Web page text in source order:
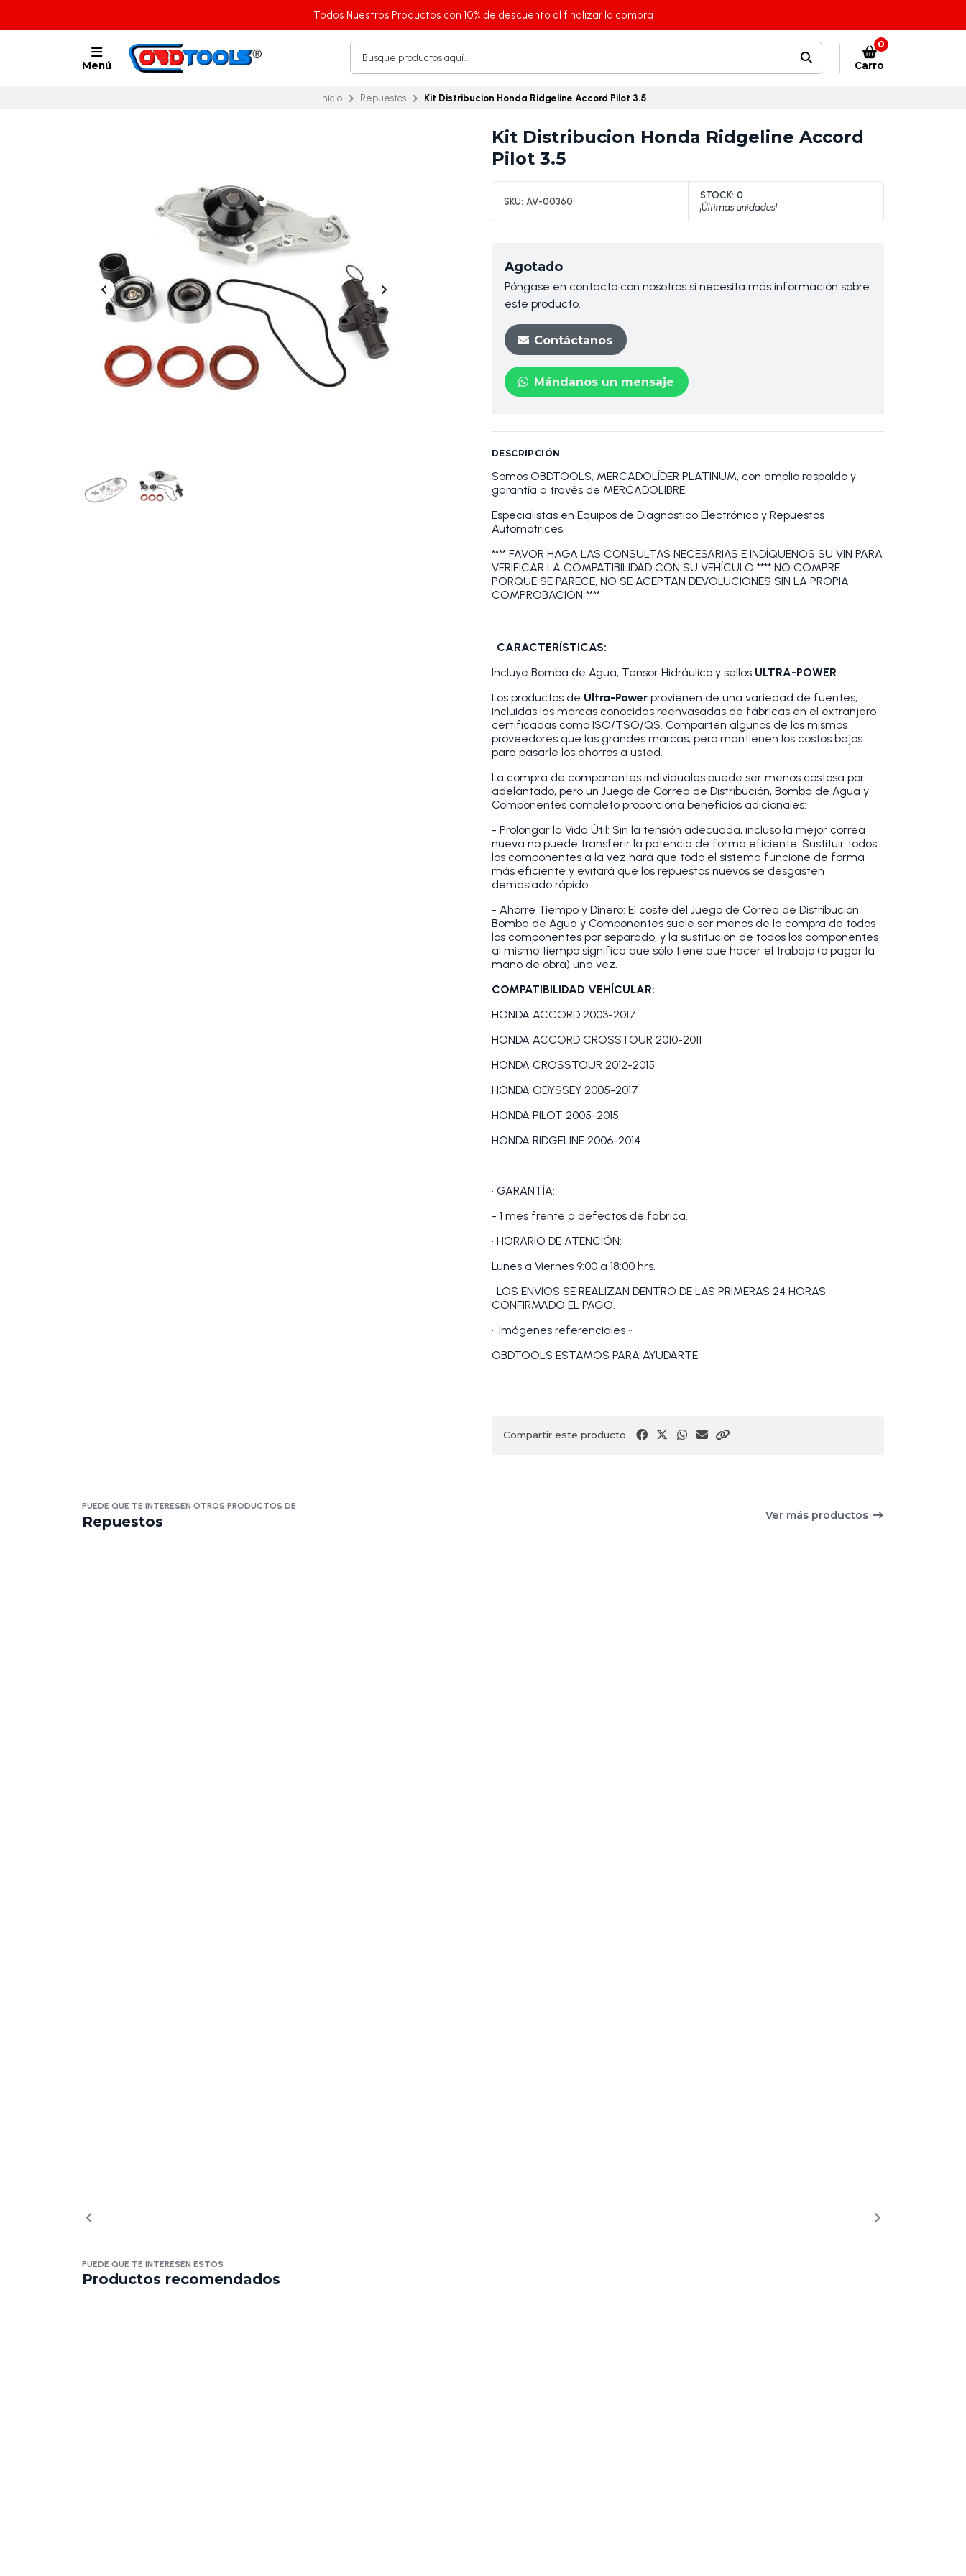
Todos Nuestros Productos con 10% de descuento al finalizar la compra
Menú
0
Carro
Inicio Repuestos Kit Distribucion Honda Ridgeline Accord Pilot 3.5
Kit Distribucion Honda Ridgeline Accord
Pilot 3.5
SKU: AV-00360
STOCK: 0
¡Últimas unidades!
Agotado
Póngase en contacto con nosotros si necesita más información sobre
este producto.
Contáctanos
Mándanos un mensaje
DESCRIPCIÓN
Somos OBDTOOLS, MERCADOLÍDER PLATINUM, con amplio respaldo y
garantía a través de MERCADOLIBRE.
Especialistas en Equipos de Diagnóstico Electrónico y Repuestos
Automotrices.
**** FAVOR HAGA LAS CONSULTAS NECESARIAS E INDÍQUENOS SU VIN PARA
VERIFICAR LA COMPATIBILIDAD CON SU VEHÍCULO **** NO COMPRE
PORQUE SE PARECE, NO SE ACEPTAN DEVOLUCIONES SIN LA PROPIA
COMPROBACIÓN ****
• CARACTERÍSTICAS:
Incluye Bomba de Agua, Tensor Hidráulico y sellos ULTRA-POWER
Los productos de Ultra-Power provienen de una variedad de fuentes,
incluidas las marcas conocidas reenvasadas de fábricas en el extranjero
certificadas como ISO/TSO/QS. Comparten algunos de los mismos
proveedores que las grandes marcas, pero mantienen los costos bajos
para pasarle los ahorros a usted.
La compra de componentes individuales puede ser menos costosa por
adelantado, pero un Juego de Correa de Distribución, Bomba de Agua y
Componentes completo proporciona beneficios adicionales:
- Prolongar la Vida Útil: Sin la tensión adecuada, incluso la mejor correa
nueva no puede transferir la potencia de forma eficiente. Sustituir todos
los componentes a la vez hará que todo el sistema funcione de forma
más eficiente y evitará que los repuestos nuevos se desgasten
demasiado rápido.
- Ahorre Tiempo y Dinero: El coste del Juego de Correa de Distribución,
Bomba de Agua y Componentes suele ser menos de la compra de todos
los componentes por separado, y la sustitución de todos los componentes
al mismo tiempo significa que sólo tiene que hacer el trabajo (o pagar la
mano de obra) una vez.
COMPATIBILIDAD VEHÍCULAR:
HONDA ACCORD 2003-2017
HONDA ACCORD CROSSTOUR 2010-2011
HONDA CROSSTOUR 2012-2015
HONDA ODYSSEY 2005-2017
HONDA PILOT 2005-2015
HONDA RIDGELINE 2006-2014
• GARANTÍA:
- 1 mes frente a defectos de fabrica.
• HORARIO DE ATENCIÓN:
Lunes a Viernes 9:00 a 18:00 hrs.
• LOS ENVIOS SE REALIZAN DENTRO DE LAS PRIMERAS 24 HORAS
CONFIRMADO EL PAGO.
•• Imágenes referenciales ••
OBDTOOLS ESTAMOS PARA AYUDARTE.
Compartir este producto
PUEDE QUE TE INTERESEN OTROS PRODUCTOS DE
Repuestos Ver más productos
PUEDE QUE TE INTERESEN ESTOS
Productos recomendados